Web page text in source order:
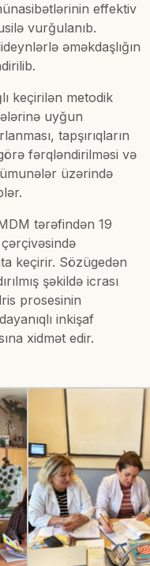
effektiv
vurğulanıb.
əməkdaşlığın
keçirilən metodik
uyğun
tapşırıqların
fərqləndirilməsi və
üzərində
tərəfindən 19
keçirir. Sözügedən
şəkildə icrası
prosesinin
inkişaf
xidmət edir.